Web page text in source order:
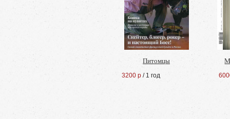
Питомцы
3200 р / 1 год